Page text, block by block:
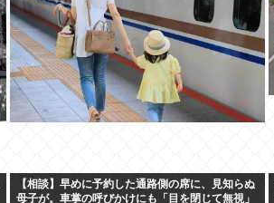
【相談】早めに予約した通路側の席に、見知らぬ
母子が。車掌の呼びかけにも「目を閉じて無視」